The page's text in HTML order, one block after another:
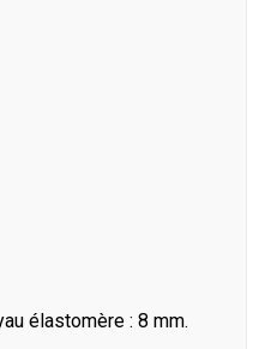
élastomère : 8 mm.